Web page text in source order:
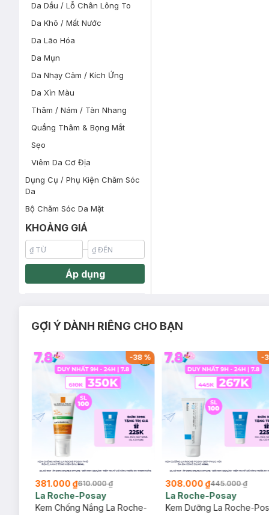
Da Dầu / Lỗ Chân Lông To
Da Khô / Mất Nước
Da Lão Hóa
Da Mụn
Da Nhạy Cảm / Kích Ứng
Da Xỉn Màu
Thâm / Nám / Tàn Nhang
Quầng Thâm & Bọng Mắt
Sẹo
Viêm Da Cơ Địa
Dụng Cụ / Phụ Kiện Chăm Sóc
Da
Bộ Chăm Sóc Da Mặt
KHOẢNG GIÁ
Áp dụng
GỢI Ý DÀNH RIÊNG CHO BẠN
-38%
381.000 ₫610.000 ₫
La Roche-Posay
Kem Chống Nắng La Roche-
-
308.000 ₫445.000 ₫
La Roche-Posay
Kem Dưỡng La Roche-